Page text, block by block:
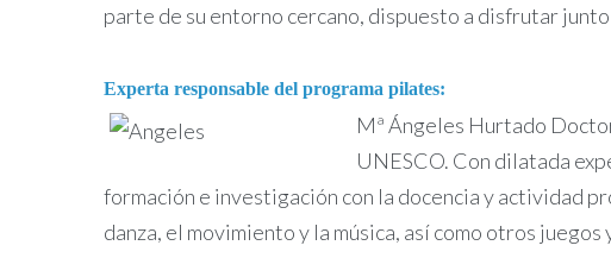
parte de su entorno cercano, dispuesto a disfrutar
Experta responsable del programa pilates:
Mª Ángeles Hurtado
UNESCO. Con dilatada
formación e investigación con la docencia y actividad
danza, el movimiento y la música, así como otros